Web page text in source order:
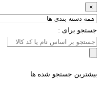
×
جستجو برای :
بیشترین جستجو شده ها